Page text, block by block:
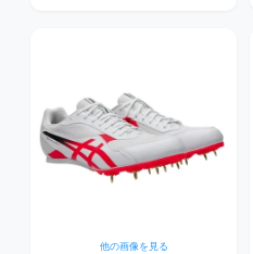
他の画像を見る